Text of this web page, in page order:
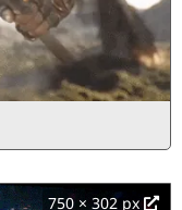
750 × 302 px